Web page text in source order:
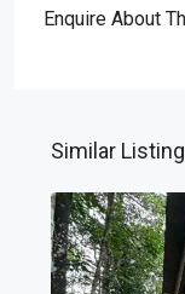
Enquire About
Similar